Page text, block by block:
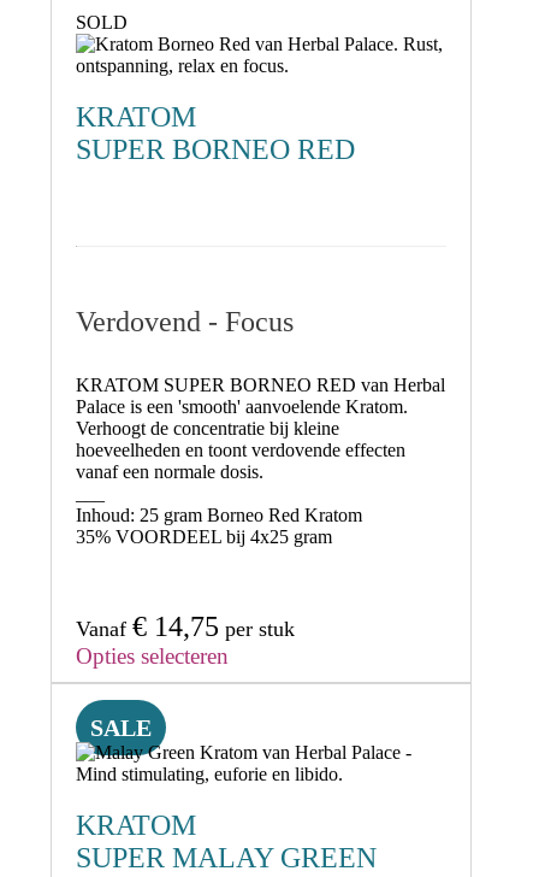
SOLD
KRATOM
SUPER BORNEO RED
Verdovend - Focus
KRATOM SUPER BORNEO RED van Herbal
Palace is een 'smooth' aanvoelende Kratom.
Verhoogt de concentratie bij kleine
hoeveelheden en toont verdovende effecten
vanaf een normale dosis.
Inhoud: 25 gram Borneo Red Kratom
35% VOORDEEL bij 4x25 gram
Vanaf € 14,75 per stuk
Opties selecteren
SALE
KRATOM
SUPER MALAY GREEN